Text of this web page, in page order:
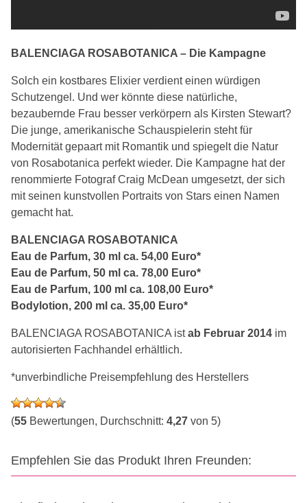
BALENCIAGA ROSABOTANICA – Die Kampagne
Solch ein kostbares Elixier verdient einen würdigen
Schutzengel. Und wer könnte diese natürliche,
bezaubernde Frau besser verkörpern als Kirsten Stewart?
Die junge, amerikanische Schauspielerin steht für
Modernität gepaart mit Romantik und spiegelt die Natur
von Rosabotanica perfekt wieder. Die Kampagne hat der
renommierte Fotograf Craig McDean umgesetzt, der sich
mit seinen kunstvollen Portraits von Stars einen Namen
gemacht hat.
BALENCIAGA ROSABOTANICA
Eau de Parfum, 30 ml ca. 54,00 Euro*
Eau de Parfum, 50 ml ca. 78,00 Euro*
Eau de Parfum, 100 ml ca. 108,00 Euro*
Bodylotion, 200 ml ca. 35,00 Euro*
BALENCIAGA ROSABOTANICA istab Februar 2014 im
autorisierten Fachhandel erhältlich.
*unverbindliche Preisempfehlung des Herstellers
(55 Bewertungen, Durchschnitt: 4,27 von 5)
Empfehlen Sie das Produkt Ihren Freunden: